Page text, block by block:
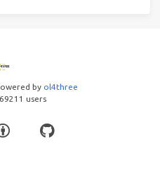
by ol4three
69211 users